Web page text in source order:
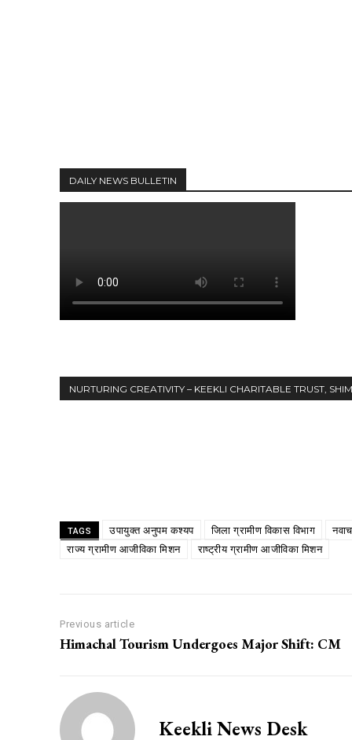
DAILY NEWS BULLETIN
NURTURING CREATIVITY – KEEKLI CHARITABLE TRUST,
TAGS उपायुक्त अनुपम कश्यप जिला ग्रामीण विकास विभाग
राज्य ग्रामीण आजीविका मिशन
राष्ट्रीय ग्रामीण आजीविका मिशन
Previous article
Himachal Tourism Undergoes Major Shift: CM
Keekli News Desk